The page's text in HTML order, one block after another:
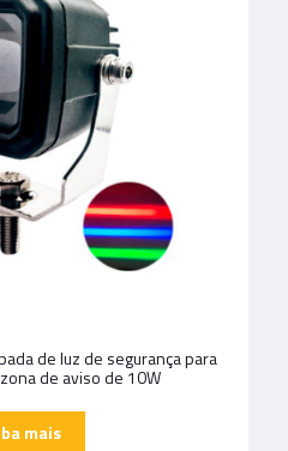
de luz de segurança para
de aviso de 10W